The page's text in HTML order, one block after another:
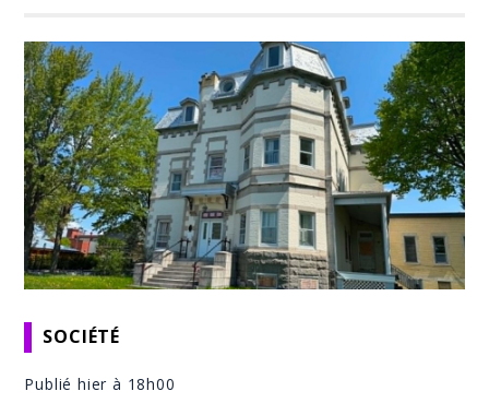
SOCIÉTÉ
Publié hier à 18h00